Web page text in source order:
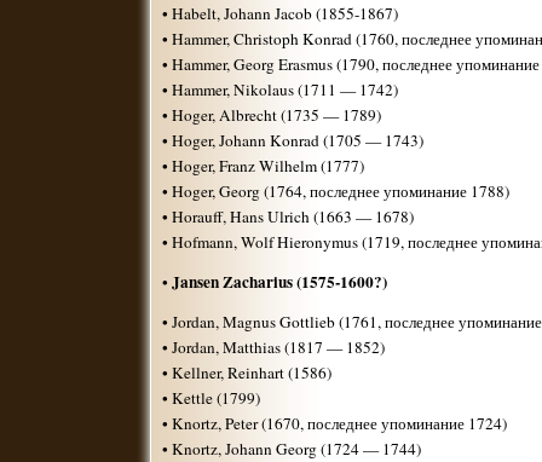
• Habelt, Johann Jacob (1855-1867)
• Hammer, Christoph Konrad (1760, последнее
• Hammer, Georg Erasmus (1790, последнее
• Hammer, Nikolaus (1711 — 1742)
• Hoger, Albrecht (1735 — 1789)
• Hoger, Johann Konrad (1705 — 1743)
• Hoger, Franz Wilhelm (1777)
• Hoger, Georg (1764, последнее упоминание 1788)
• Horauff, Hans Ulrich (1663 — 1678)
• Hofmann, Wolf Hieronymus (1719, последнее
• Jansen Zacharius (1575-1600?)
• Jordan, Magnus Gottlieb (1761, последнее
• Jordan, Matthias (1817 — 1852)
• Kellner, Reinhart (1586)
• Kettle (1799)
• Knortz, Peter (1670, последнее упоминание 1724)
• Knortz, Johann Georg (1724 — 1744)